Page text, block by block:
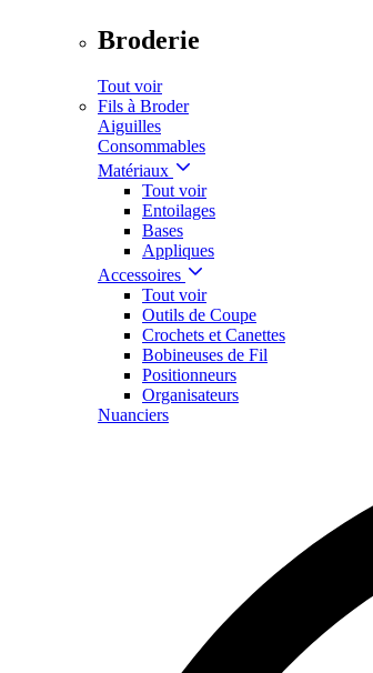
Broderie
Tout voir
Fils à Broder
Aiguilles
Consommables
Matériaux
Tout voir
Entoilages
Bases
Appliques
Accessoires
Tout voir
Outils de Coupe
Crochets et Canettes
Bobineuses de Fil
Positionneurs
Organisateurs
Nuanciers